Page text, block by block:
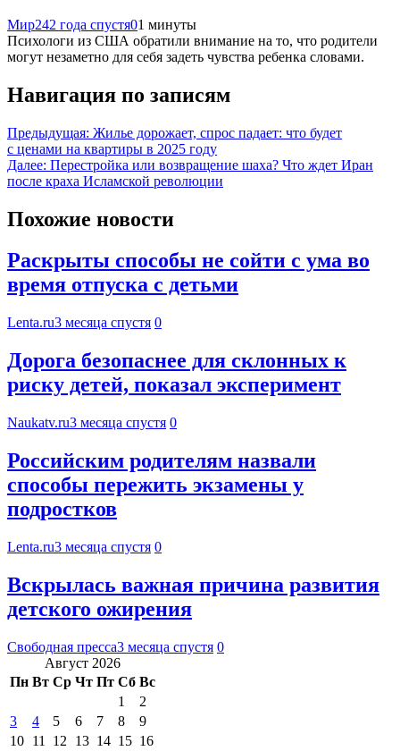
Мир242 года спустя01 минуты
Психологи из США обратили внимание на то, что родители
могут незаметно для себя задеть чувства ребенка словами.
Навигация по записям
Предыдущая: Жилье дорожает, спрос падает: что будет
с ценами на квартиры в 2025 году
Далее: Перестройка или возвращение шаха? Что ждет Иран
после краха Исламской революции
Похожие новости
Раскрыты способы не сойти с ума во
время отпуска с детьми
Lenta.ru3 месяца спустя 0
Дорога безопаснее для склонных к
риску детей, показал эксперимент
Naukatv.ru3 месяца спустя 0
Российским родителям назвали
способы пережить экзамены у
подростков
Lenta.ru3 месяца спустя 0
Вскрылась важная причина развития
детского ожирения
Свободная пресса3 месяца спустя 0
Август 2026
Пн Вт Ср Чт Пт Сб Вс
1
2
3
4 5 6 7 8
9
10 11 12 13 14 15 16